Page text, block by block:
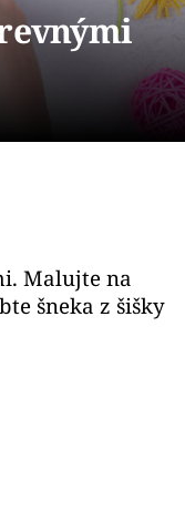
Malujte na
šneka z šišky